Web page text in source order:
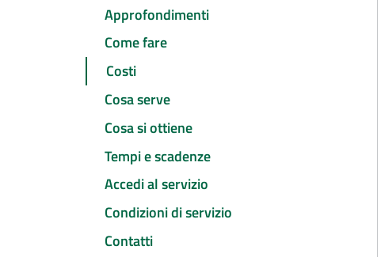
Approfondimenti
Come fare
Costi
Cosa serve
Cosa si ottiene
Tempi e scadenze
Accedi al servizio
Condizioni di servizio
Contatti